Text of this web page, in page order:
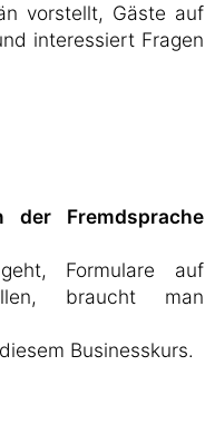
vorstellt, Gäste auf
interessiert Fragen
Fremdsprache
Formulare auf
braucht man
Businesskurs.